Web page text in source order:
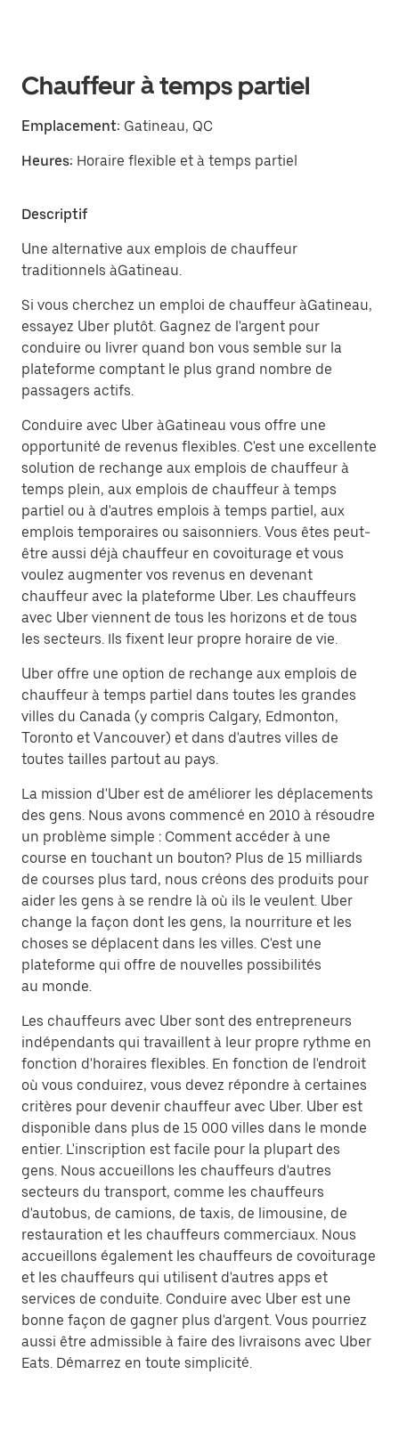
Chauffeur à temps partiel
Emplacement: Gatineau, QC
Heures: Horaire flexible et à temps partiel
Descriptif
Une alternative aux emplois de chauffeur
traditionnels àGatineau.
Si vous cherchez un emploi de chauffeur àGatineau,
essayez Uber plutôt. Gagnez de l'argent pour
conduire ou livrer quand bon vous semble sur la
plateforme comptant le plus grand nombre de
passagers actifs.
Conduire avec Uber àGatineau vous offre une
opportunité de revenus flexibles. C'est une excellente
solution de rechange aux emplois de chauffeur à
temps plein, aux emplois de chauffeur à temps
partiel ou à d'autres emplois à temps partiel, aux
emplois temporaires ou saisonniers. Vous êtes peut-
être aussi déjà chauffeur en covoiturage et vous
voulez augmenter vos revenus en devenant
chauffeur avec la plateforme Uber. Les chauffeurs
avec Uber viennent de tous les horizons et de tous
les secteurs. Ils fixent leur propre horaire de vie.
Uber offre une option de rechange aux emplois de
chauffeur à temps partiel dans toutes les grandes
villes du Canada (y compris Calgary, Edmonton,
Toronto et Vancouver) et dans d'autres villes de
toutes tailles partout au pays.
La mission d'Uber est de améliorer les déplacements
des gens. Nous avons commencé en 2010 à résoudre
un problème simple : Comment accéder à une
course en touchant un bouton? Plus de 15 milliards
de courses plus tard, nous créons des produits pour
aider les gens à se rendre là où ils le veulent. Uber
change la façon dont les gens, la nourriture et les
choses se déplacent dans les villes. C'est une
plateforme qui offre de nouvelles possibilités
au monde.
Les chauffeurs avec Uber sont des entrepreneurs
indépendants qui travaillent à leur propre rythme en
fonction d'horaires flexibles. En fonction de l'endroit
où vous conduirez, vous devez répondre à certaines
critères pour devenir chauffeur avec Uber. Uber est
disponible dans plus de 15 000 villes dans le monde
entier. L'inscription est facile pour la plupart des
gens. Nous accueillons les chauffeurs d'autres
secteurs du transport, comme les chauffeurs
d'autobus, de camions, de taxis, de limousine, de
restauration et les chauffeurs commerciaux. Nous
accueillons également les chauffeurs de covoiturage
et les chauffeurs qui utilisent d'autres apps et
services de conduite. Conduire avec Uber est une
bonne façon de gagner plus d'argent. Vous pourriez
aussi être admissible à faire des livraisons avec Uber
Eats. Démarrez en toute simplicité.